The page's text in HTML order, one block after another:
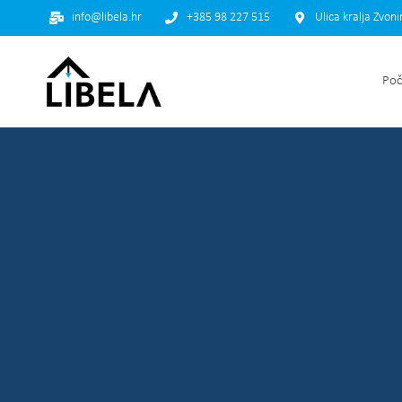
info@libela.hr +385 98 227 515 Ulica kralja